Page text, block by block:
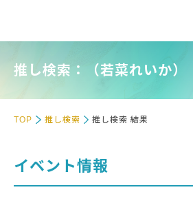
推し検索：（若菜れいか）
TOP 推し検索 推し検索 結果
イベント情報